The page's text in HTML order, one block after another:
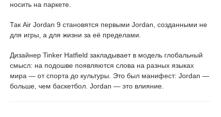
носить на паркете.
Так Air Jordan 9 становятся первыми Jordan, созданными не
для игры, а для жизни за её пределами.
Дизайнер Tinker Hatfield закладывает в модель глобальный
смысл: на подошве появляются слова на разных языках
мира — от спорта до культуры. Это был манифест: Jordan —
больше, чем баскетбол. Jordan — это влияние.